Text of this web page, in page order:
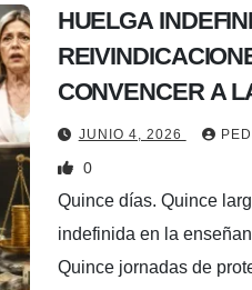
HUELGA
CONVENCER A
JUNIO 4, 2026
0
Quince días. Quince
indefinida en la
Quince jornadas de